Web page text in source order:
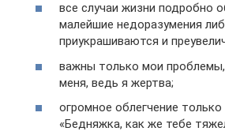
все случаи жизни подробно
малейшие недоразумения
приукрашиваются и
важны только мои
меня, ведь я жертва;
огромное облегчение
«Бедняжка, как же тебе